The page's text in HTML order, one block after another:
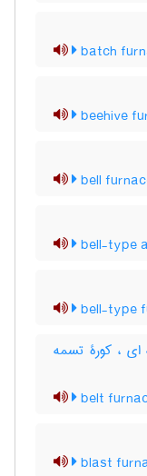
batch
beehive
bell
bell-type
bell-type
ای ، کورۀ تسمه
belt
blast